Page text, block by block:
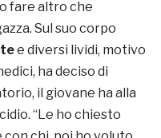
fare altro che
Sul suo corpo
e diversi lividi, motivo
ha deciso di
il giovane ha alla
“Le ho chiesto